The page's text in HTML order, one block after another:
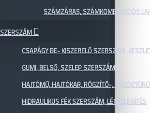
SZÁMZÁRAS, SZÁMKOMBINÁCIÓS
SZERSZÁM
CSAPÁGY BE- KISZERELŐ SZERSZÁM,
GUMI, BELSŐ, SZELEP SZERSZÁM
HAJTÓMŰ, HAJTÓKAR, RÖGZÍTŐ-,
HIDRAULIKUS FÉK SZERSZÁM, LÉGTELENÍTÉS